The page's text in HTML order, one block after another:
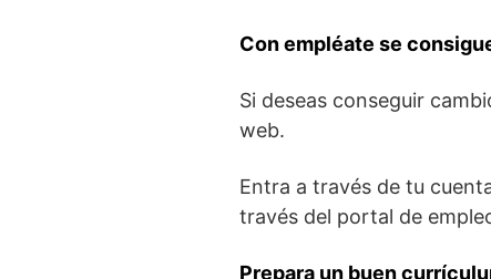
Con empléate se
Si deseas conseguir
web.
Entra a través de tu
través del portal de
Prepara un buen